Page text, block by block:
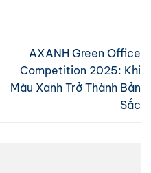
AXANH Green Office
Competition 2025: Khi
Màu Xanh Trở Thành Bản
Sắc